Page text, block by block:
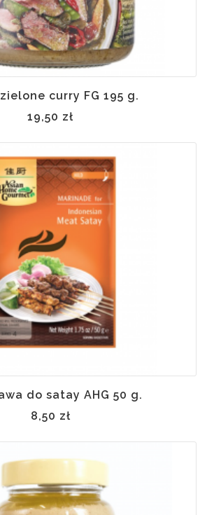
curry FG 195 g.
19,50 zł
do satay AHG 50 g.
8,50 zł